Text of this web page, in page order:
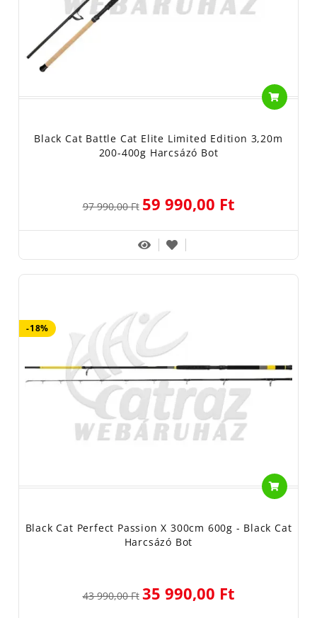
Black Cat Battle Cat Elite Limited Edition 3,20m
200-400g Harcsázó Bot
97 990,00 Ft 59 990,00 Ft
-18%
Black Cat Perfect Passion X 300cm 600g - Black Cat
Harcsázó Bot
43 990,00 Ft 35 990,00 Ft